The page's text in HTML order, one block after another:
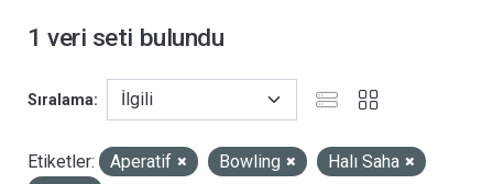
KATEGORILER
ETIKETLER
1 veri seti bulundu
Sıralama
Etiketler: Aperatif Bowling
Halı Saha